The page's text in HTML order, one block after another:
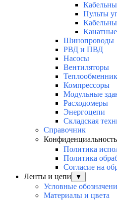
Пульты
Шинопроводы
РВД и ПВД
Насосы
Вентиляторы
Компрессоры
Модульные
Расходомеры
Энергоцепи
Складская
Справочник
Конфиденциальность
Политика
Политика
Согласие на
Ленты и цепи
▼
Условные
Материалы и цвета